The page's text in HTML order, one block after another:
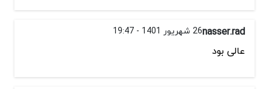
nasser.rad26 شهریور 1401 - 19:47
عالی بود